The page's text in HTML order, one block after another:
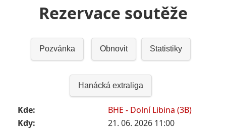
Rezervace soutěže
Pozvánka Obnovit Statistiky
Hanácká extraliga
Kde:
BHE - Dolní Libina (3B)
Kdy:
21. 06. 2026 11:00